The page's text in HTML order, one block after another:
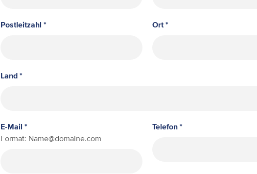
Postleitzahl * Ort *
Land *
E-Mail *
Format: Name@domaine.com
Telefon *